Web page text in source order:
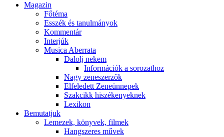
Magazin
Főtéma
Esszék és tanulmányok
Kommentár
Interjúk
Musica Aberrata
Dalolj nekem
Információk a sorozathoz
Nagy zeneszerzők
Elfeledett Zeneünnepek
Szakcikk hiszékenyeknek
Lexikon
Bemutatjuk
Lemezek, könyvek, filmek
Hangszeres művek